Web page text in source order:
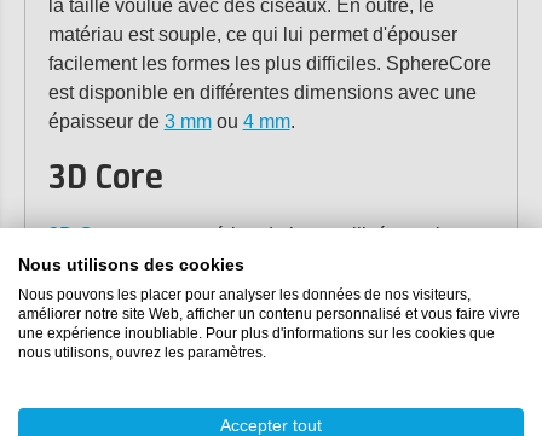
la taille voulue avec des ciseaux. En outre, le
matériau est souple, ce qui lui permet d'épouser
facilement les formes les plus difficiles. SphereCore
est disponible en différentes dimensions avec une
épaisseur de 3 mmou 4 mm.
3D Core
3D Coreest un matériau de base utilisé pour les
produits en polyester et en époxy. La coupe
spéciale rend ce matériau très adapté au traitement
par laminage manuel et injection sous vide. Les
coupes assurent un bon écoulement de la résine.
facilement façonné.
Nous utilisons des cookies
Nous pouvons les placer pour analyser les données de nos visiteurs,
améliorer notre site Web, afficher un contenu personnalisé et vous faire vivre
une expérience inoubliable. Pour plus d'informations sur les cookies que
nous utilisons, ouvrez les paramètres.
Accepter tout